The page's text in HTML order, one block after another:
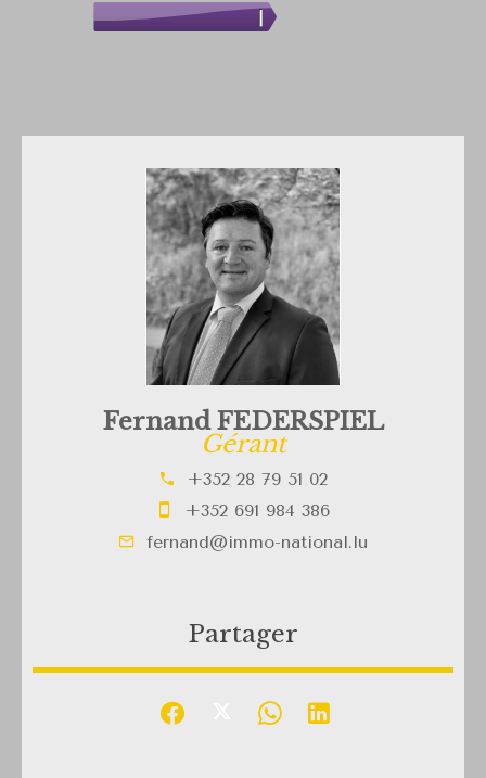
Fernand FEDERSPIEL
Gérant
+352 28 79 51 02
+352 691 984 386
fernand@immo-national.lu
Partager